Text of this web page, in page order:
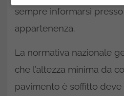
sempre informarsi
appartenenza.
La normativa nazionale
che l’altezza minima da
pavimento è soffitto